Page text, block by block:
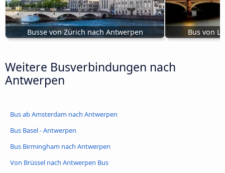
Busse von Zürich nach Antwerpen Bus von
Weitere Busverbindungen nach
Antwerpen
Bus ab Amsterdam nach Antwerpen
Bus Basel - Antwerpen
Bus Birmingham nach Antwerpen
Von Brüssel nach Antwerpen Bus